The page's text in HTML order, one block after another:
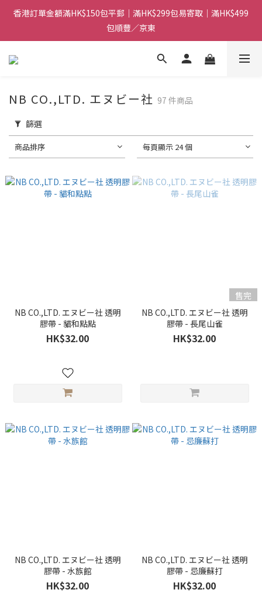
香港訂單金額滿HK$150包平郵｜滿HK$299包易寄取｜滿HK$499
包順豐／京東
香港訂單金額滿HK$150包平郵｜滿HK$299包易寄取｜滿HK$499
包順豐／京東
【網店限定！】指定清貨商品每消費HK$100即享購物金HK$50回
香港訂單金額滿HK$150包平郵｜滿HK$299包易寄取｜滿HK$499
NB CO.,LTD. エヌビー社 97 件商品
篩選
商品排序 每頁顯示 24 個
NB CO.,LTD. エヌビー社 透明
膠帶 - 貓和點點
HK$32.00
售完
NB CO.,LTD. エヌビー社 透明
膠帶 - 長尾山雀
HK$32.00
NB CO.,LTD. エヌビー社 透明
膠帶 - 水族館
HK$32.00
NB CO.,LTD. エヌビー社 透明
膠帶 - 忌廉蘇打
HK$32.00